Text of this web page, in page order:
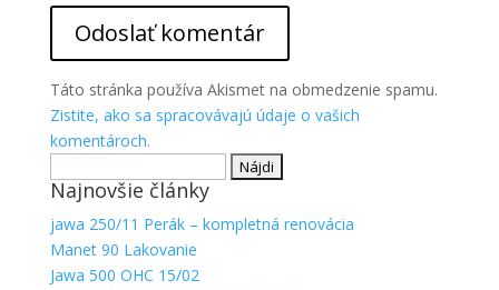
Táto stránka používa Akismet na obmedzenie spamu.
Zistite, ako sa spracovávajú údaje o vašich
komentároch.
Najnovšie články
jawa 250/11 Perák – kompletná renovácia
Manet 90 Lakovanie
Jawa 500 OHC 15/02